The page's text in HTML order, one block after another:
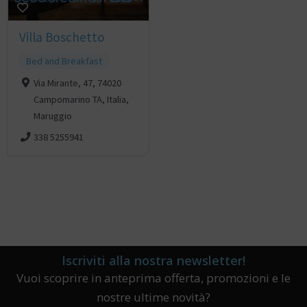
Villa Boschetto
Bed and Breakfast
Via Mirante, 47, 74020
Campomarino TA, Italia,
Maruggio
338 5255941
Iscriviti alla nostra newsletter!
Vuoi scoprire in anteprima offerta, promozioni e le
nostre ultime novità?